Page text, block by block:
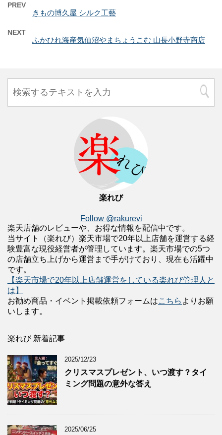
PREV
きもの博久屋 シルク工藝
NEXT
ふかひれ海産気仙沼やまちょうこむ 山長小野寺商店
楽れび
Follow @rakurevi
楽天店舗のレビューや、お得な情報を配信中です。
当サイト（楽れび）楽天市場で20年以上店舗を運営する経
験豊富な現役経営者が管理しています。楽天市場での5つ
の店舗立ち上げから運営まで手がけており、現在も活躍中
です。
【楽天市場で20年以上店舗運営をしている楽れび管理人と
は】
お勧め商品・イベント掲載依頼フォームはこちら よりお願
いします。
楽れび 新着記事
2025/12/23
クリスマスプレゼント、いつ渡す？タイ
ミング問題の意外な答え
2025/06/25